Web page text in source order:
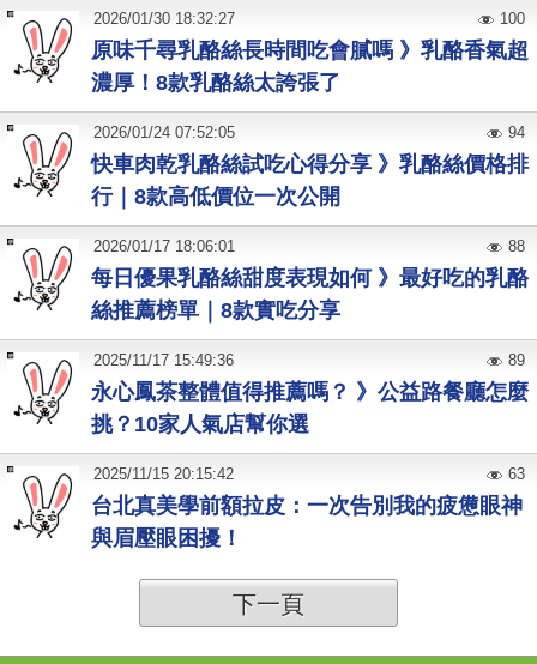
原味千尋乳酪絲長時間吃會膩嗎 》乳酪香氣超
濃厚！8款乳酪絲太誇張了
2026/01/30 18:32:27 100
快車肉乾乳酪絲試吃心得分享 》乳酪絲價格排
行｜8款高低價位一次公開
2026/01/24 07:52:05 94
每日優果乳酪絲甜度表現如何 》最好吃的乳酪
絲推薦榜單｜8款實吃分享
2026/01/17 18:06:01 88
永心鳳茶整體值得推薦嗎？ 》公益路餐廳怎麼
挑？10家人氣店幫你選
2025/11/17 15:49:36 89
台北真美學前額拉皮：一次告別我的疲憊眼神
與眉壓眼困擾！
2025/11/15 20:15:42 63
下一頁